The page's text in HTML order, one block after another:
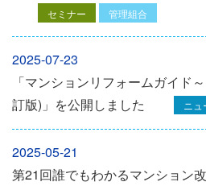
セミナー 管理組合
2025-07-23
「マンションリフォームガイド
訂版)」を公開しました
ニュ
2025-05-21
第21回誰でもわかるマンション